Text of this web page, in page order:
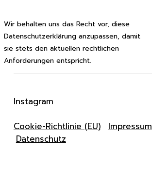
Wir behalten uns das Recht vor, diese
Datenschutzerklärung anzupassen, damit
sie stets den aktuellen rechtlichen
Anforderungen entspricht.
Instagram
Cookie-Richtlinie (EU)
Impressum
Datenschutz